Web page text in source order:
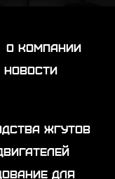
о компании
новости
жгутов
для